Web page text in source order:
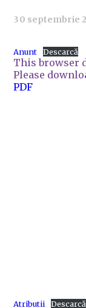
30 septembrie
Anunt Descarcă
This browser
Please
PDF
Atributii Descarcă